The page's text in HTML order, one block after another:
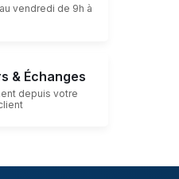
vendredi de 9h à
& Échanges
depuis votre